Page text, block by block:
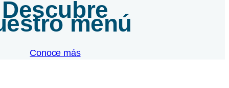
Descubre
menú
Conoce más